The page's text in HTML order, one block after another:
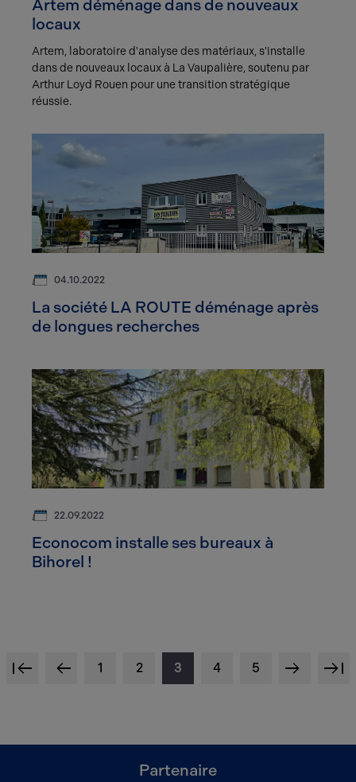
Artem déménage dans de nouveaux
locaux
Artem, laboratoire d'analyse des matériaux, s'installe
dans de nouveaux locaux à La Vaupalière, soutenu par
Arthur Loyd Rouen pour une transition stratégique
réussie.
04.10.2022
La société LA ROUTE déménage après
de longues recherches
22.09.2022
Econocom installe ses bureaux à
Bihorel !
< <
1 2 3 4 5
> <
Partenaire